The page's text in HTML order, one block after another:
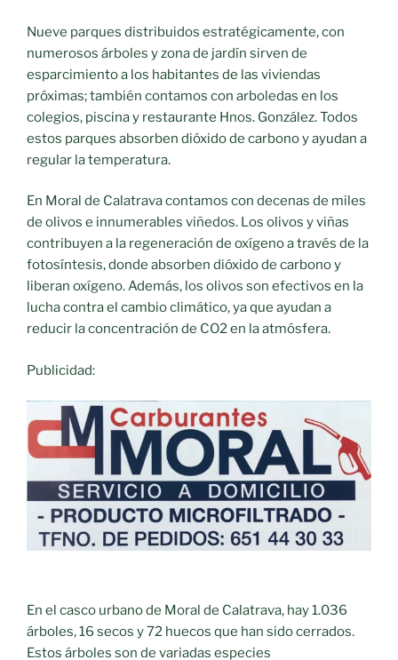
Nueve parques distribuidos estratégicamente, con
numerosos árboles y zona de jardín sirven de
esparcimiento a los habitantes de las viviendas
próximas; también contamos con arboledas en los
colegios, piscina y restaurante Hnos. González. Todos
estos parques absorben dióxido de carbono y ayudan a
regular la temperatura.
En Moral de Calatrava contamos con decenas de miles
de olivos e innumerables viñedos. Los olivos y viñas
contribuyen a la regeneración de oxígeno a través de la
fotosíntesis, donde absorben dióxido de carbono y
liberan oxígeno. Además, los olivos son efectivos en la
lucha contra el cambio climático, ya que ayudan a
reducir la concentración de CO2 en la atmósfera.
Publicidad:
En el casco urbano de Moral de Calatrava, hay 1.036
árboles, 16 secos y 72 huecos que han sido cerrados.
Estos árboles son de variadas especies